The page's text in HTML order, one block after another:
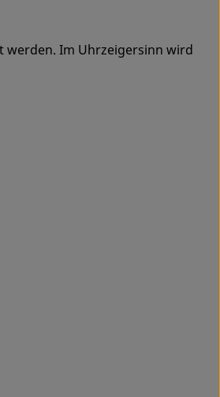
werden. Im Uhrzeigersinn wird